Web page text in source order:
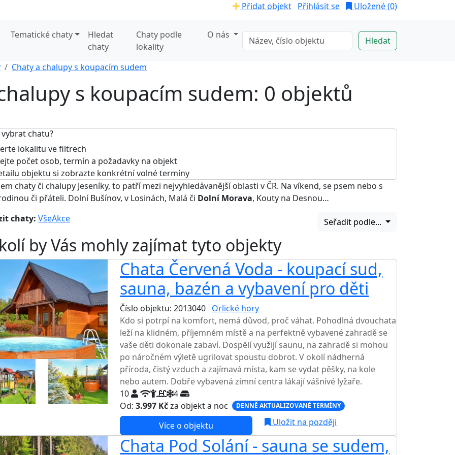
Přidat objekt Přihlásit se Uložené (0)
Tematické chaty
Hledat
chaty
Chaty podle
lokality
O nás
Chaty a chalupy s koupacím sudem
s koupacím sudem: 0 objektů
chatu?
lokalitu ve filtrech
počet osob, termín a požadavky na objekt
objektu si zobrazte konkrétní volné termíny
chaty či chalupy Jeseníky, to patří mezi nejvyhledávanější oblasti v ČR. Na víkend, se psem nebo s
či přáteli. Dolní Bušínov, v Losinách, Malá či Dolní Morava, Kouty na Desnou…
chaty: VšeAkce Seřadit podle...
by Vás mohly zajímat tyto objekty
Chata Červená Voda - koupací sud,
sauna, bazén a vybavení pro děti
Číslo objektu: 2013040 Orlické hory
Kdo si potrpí na komfort, nemá důvod, proč váhat. Pohodlná dvouchata
leží na klidném, příjemném místě a na perfektně vybavené zahradě se
vaše děti dokonale zabaví. Dospělí využijí saunu, na zahradě si mohou
po náročném výletě ugrilovat spoustu dobrot. V okolí nádherná
příroda, čistý vzduch a zajímavá místa, kam se vydat pěšky, na kole
nebo autem. Dobře vybavená zimní centra lákají vášnivé lyžaře.
10
4
Od:3.997 Kčza objekt a noc DENNĚ AKTUALIZOVANÉ TERMÍNY
Více o objektu Uložit na později
Chata Pod Solání - sauna se sudem,